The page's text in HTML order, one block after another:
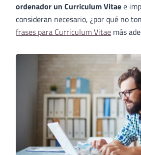
ordenador un Curriculum Vitaee
consideran necesario, ¿por qué no
frases para Curriculum Vitae más